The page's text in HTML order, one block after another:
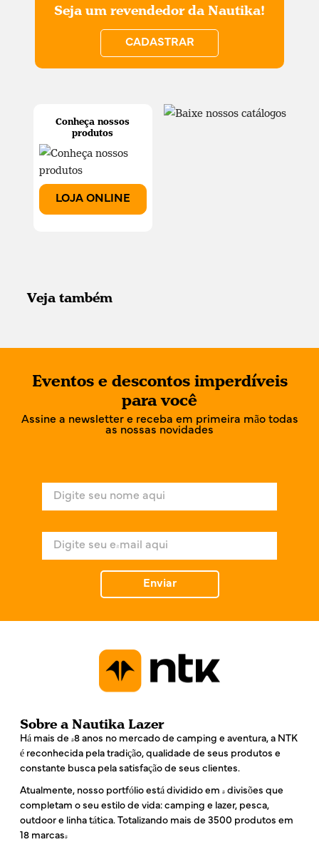
Conheça nossos
produtos
LOJA ONLINE
Seja um revendedor da Nautika!
CADASTRAR
Veja também
Eventos e descontos imperdíveis
para você
Assine a newsletter e receba em primeira mão todas
as nossas novidades
e
*
Enviar
Sobre a Nautika Lazer
Há mais de 48 anos no mercado de camping e aventura, a NTK
é reconhecida pela tradição, qualidade de seus produtos e
constante busca pela satisfação de seus clientes.
Atualmente, nosso portfólio está dividido em 4 divisões que
completam o seu estilo de vida: camping e lazer, pesca,
outdoor e linha tática. Totalizando mais de 3500 produtos em
18 marcas!